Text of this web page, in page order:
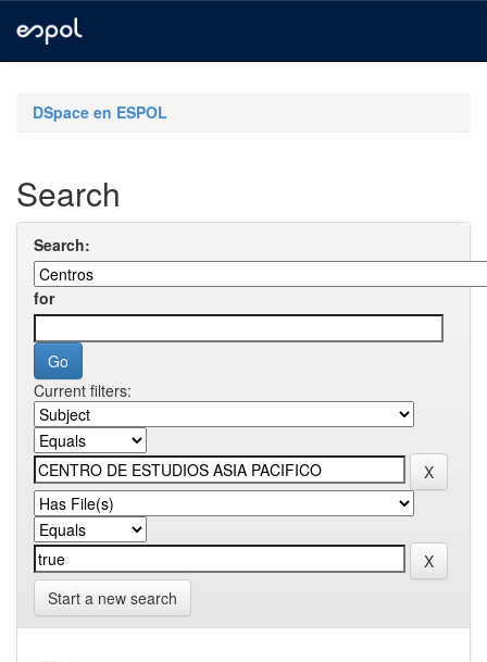
navigationDSpace en ESPOL
Search
Search:
for
Current filters:
Start a new search